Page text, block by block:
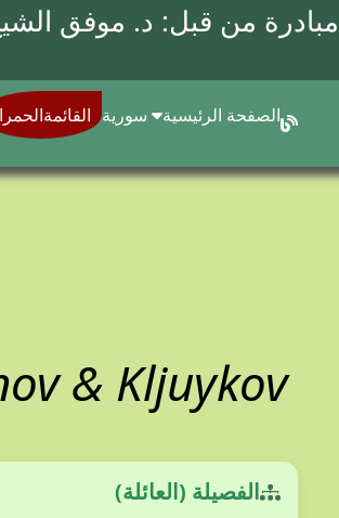
مبادرة من قبل: د. موفق
الصفحة الرئيسية
& Kljuykov
الفصيلة (العائلة)